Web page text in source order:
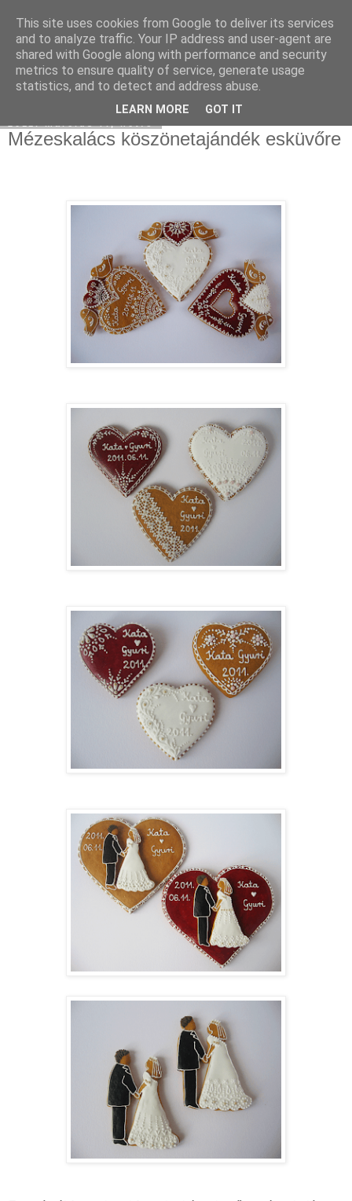
Moha Konyha
Mézeskalács köszönetajándék esküvőre
This site uses cookies from Google to deliver its services
and to analyze traffic. Your IP address and user-agent are
shared with Google along with performance and security
metrics to ensure quality of service, generate usage
statistics, and to detect and address abuse.
LEARN MORE GOT IT